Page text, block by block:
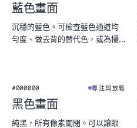
藍色畫面
沉穩的藍色。可檢查藍色通道均
勻度、做去背的替代色，或為攝
★
#000000 專注與放鬆
黑色畫面
純黑，所有像素關閉。可以讓眼